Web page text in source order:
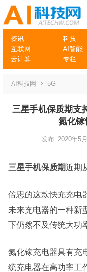
资讯 科技
互联网
AI智能
云计算
专栏
AI科技网 5G
三星手机保质期支
氮化镓
发布: 2020年5
三星手机保质期近期
倍思的这款快充充电
未来充电器的一种新
下仍然不及传统大功
氮化镓充电器具有充
统充电器在高功率工